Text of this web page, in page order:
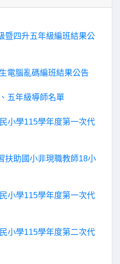
暨四升五年級編班結果公
電腦亂碼編班結果公告
五年級導師名單
小學115學年度第一次代
扶助國小非現職教師18小
小學115學年度第一次代
小學115學年度第二次代